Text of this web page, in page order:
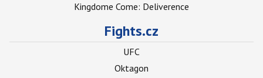
Kingdome Come: Deliverence
Fights.cz
UFC
Oktagon